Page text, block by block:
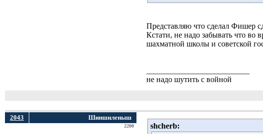
Представляю что сделал Фишер
Кстати, не надо забывать что во
шахматной школы и советской
не надо шутить с войной
2043 Шиншиленыш
2200
shcherb: